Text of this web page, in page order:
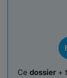
Ce dossier +